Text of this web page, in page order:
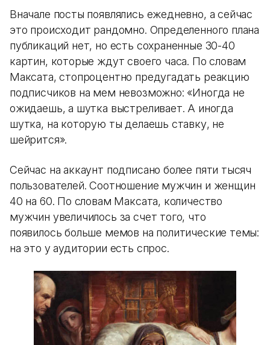
Вначале посты появлялись ежедневно, а сейчас
это происходит рандомно. Определенного плана
публикаций нет, но есть сохраненные 30-40
картин, которые ждут своего часа. По словам
Максата, стопроцентно предугадать реакцию
подписчиков на мем невозможно: «Иногда не
ожидаешь, а шутка выстреливает. А иногда
шутка, на которую ты делаешь ставку, не
шейрится».
Сейчас на аккаунт подписано более пяти тысяч
пользователей. Соотношение мужчин и женщин
40 на 60. По словам Максата, количество
мужчин увеличилось за счет того, что
появилось больше мемов на политические темы:
на это у аудитории есть спрос.